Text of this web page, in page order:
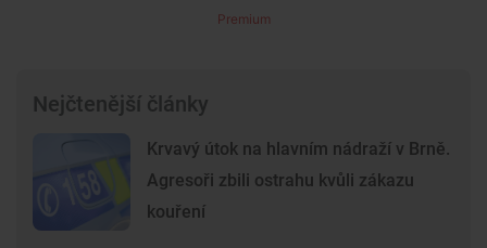
Premium
Nejčtenější články
Krvavý útok na hlavním nádraží v Brně.
Agresoři zbili ostrahu kvůli zákazu
kouření